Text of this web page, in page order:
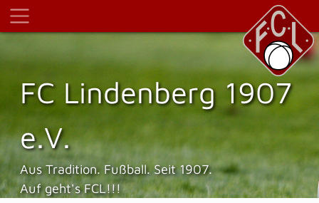
FC Lindenberg 1907
e.V.
Aus Tradition. Fußball. Seit 1907.
Auf geht's FCL!!!